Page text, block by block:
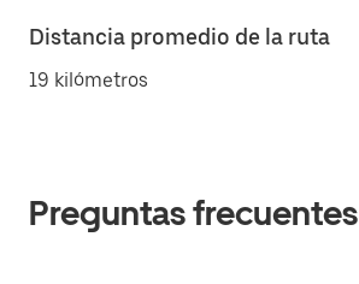
Distancia promedio de la ruta
19 kilómetros
Preguntas frecuentes